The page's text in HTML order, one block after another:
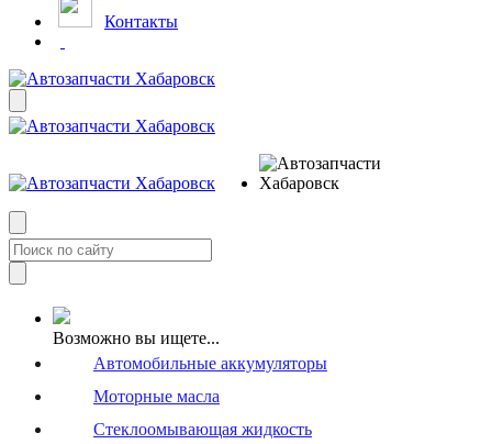
Контакты
Возможно вы ищете...
Автомобильные аккумуляторы
Моторные масла
Стеклоомывающая жидкость